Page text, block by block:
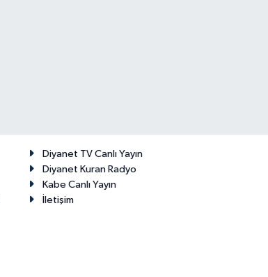
Diyanet TV Canlı Yayın
Diyanet Kuran Radyo
Kabe Canlı Yayın
İletişim